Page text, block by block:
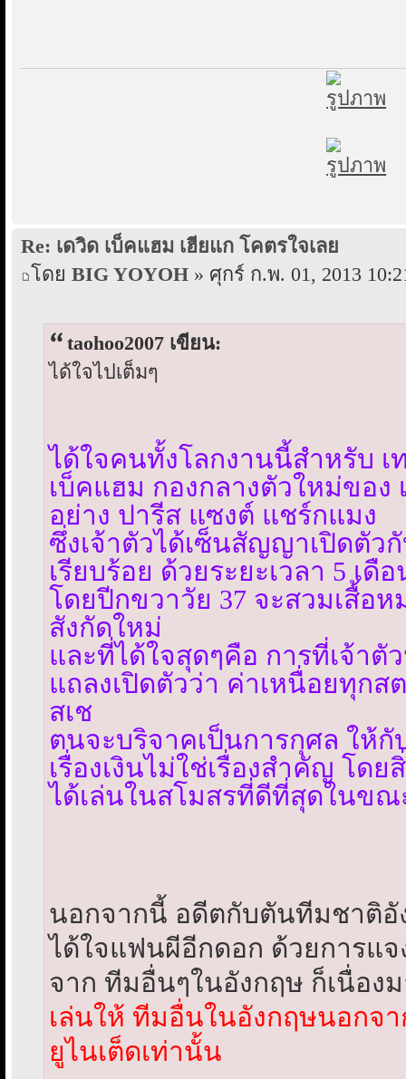
Re: เดวิด เบ็คแฮม เฮียแก โคตรใจเลย
โดย BIG YOYOH » ศุกร์ ก.พ. 01, 2013
taohoo2007 เขียน:
ได้ใจไปเต็มๆ
ได้ใจคนทั้งโลกงานนี้สำหรับ เ
เบ็คแฮม กองกลางตัวใหม่ขอ
อย่าง ปารีส แซงต์ แชร์กแมง
ซึ่งเจ้าตัวได้เซ็นสัญญาเปิดตัว
เรียบร้อย ด้วยระยะเวลา 5 เดือ
โดยปีกขวาวัย 37 จะสวมเสื้อห
สังกัดใหม่
และที่ได้ใจสุดๆคือ การที่เจ้าตั
แถลงเปิดตัวว่า ค่าเหนื่อยทุกส
สเช
ตนจะบริจาคเป็นการกุศล ให้กั
เรื่องเงินไม่ใช่เรื่องสำคัญ โด
ได้เล่นในสโมสรที่ดีที่สุดในขณ
นอกจากนี้ อดีตกับตันทีมชาติอั
ได้ใจแฟนผีอีกดอก ด้วยการแจ
จาก ทีมอื่นๆในอังกฤษ ก็เนื่อง
เล่นให้ ทีมอื่นในอังกฤษนอกจา
ยูไนเต็ดเท่านั้น